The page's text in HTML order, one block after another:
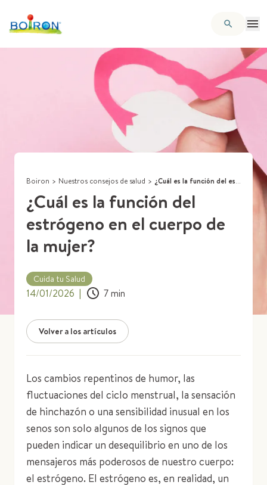
Boiron > Nuestros consejos de salud > ¿Cuál es la función del estrógeno en el cuerpo de la mujer?
¿Cuál es la función del
estrógeno en el cuerpo de
la mujer?
Cuida tu Salud
14/01/2026 | 7min
Volver a los artículos
Los cambios repentinos de humor, las
fluctuaciones del ciclo menstrual, la sensación
de hinchazón o una sensibilidad inusual en los
senos son solo algunos de los signos que
pueden indicar un desequilibrio en uno de los
mensajeros más poderosos de nuestro cuerpo:
el estrógeno. El estrógeno es, en realidad, un